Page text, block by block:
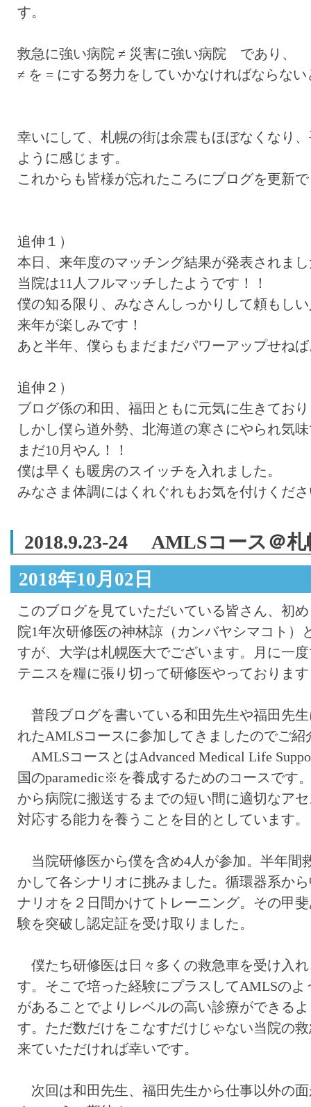
す。
救急に強い病院 ≠ 災害に強い病院 であり、
≠ を = にする努力をしていかなければならな
幸いにして、札幌の街は余震もほぼなくなり
ように感じます。
これからも皆様が忘れたころにブログを更新
追伸１）
本日、来年度のマッチング結果が発表されま
当院は11人フルマッチしたようです！！
僕の知る限り、みなさんしっかりして頼もし
来年が楽しみです！
あと半年、僕らもまだまだパワーアップせね
追伸２）
ブログ係の和田、福田ともに元気に生きてお
しかし僕ら道外勢、北海道の寒さにやられ気
まだ10月やん！！
僕は早くも暖房のスイッチを入れました。
みなさま体調にはくれぐれもお気を付けくだ
2018.9.23-24 AMLSコース＠札
2018年10月02日
このブログを見ていただいている皆さん、初
院1年次研修医の神林諒（カンバヤシマコト）
すが、大学は札幌医大でございます。月に一
テニスを糧に張り切って研修医やっておりま
普段ブログを書いている和田先生や福田先
れたAMLSコースに参加してきましたのでご
AMLSコースとはAdvanced Medical Life
国のparamedic※ を養成するためのコースです
から病院に搬送するまでの短い間に適切なア
対応する能力を養うことを目的としています。
当院研修医から僕を含め4人が参加。半年間
かして各シナリオに挑みました。循環器系か
ナリオを２日間かけてトレーニング。その甲
験を突破し認定証を受け取りました。
僕たち研修医は日々多くの救急車を受け入
す。そこで培った経験にプラスしてAMLSのよ
があることでよりレベルの高い診療ができる
す。ただ数だけをこなすだけじゃない当院の
来ていただければ幸いです。
次回は和田先生、福田先生から仕事以外の